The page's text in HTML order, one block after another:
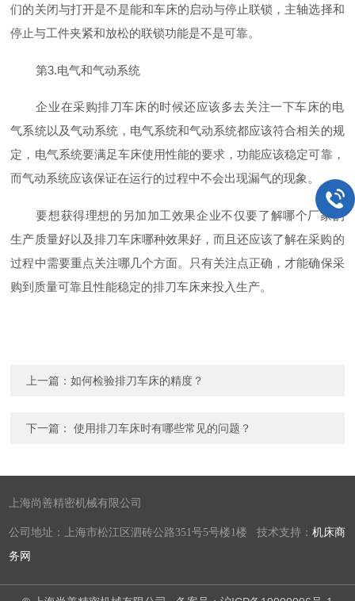
们的关闭与打开是不是能和车床的启动与停止联锁，主轴选择和
停止与工件夹紧和放松的联锁功能是不是可靠。
第3.电气和气动系统
企业在采购排刀车床‍的时候还应该多去关注一下车床的电
气系统以及气动系统，电气系统和气动系统都应该符合相关的规
定，电气系统要满足车床使用性能的要求，功能应该稳定可靠，
而气动系统应该保证在运行的过程中不会出现漏气的现象。
要想获得理想的另加加工效果企业不仅要了解哪个厂家的
生产质量好以及排刀车床哪种效果好‍，而且还应该了解在采购的
过程中需要重点关注哪几个方面。只有关注点正确，才能确保采
购到质量可靠且性能稳定的排刀车床‍来投入生产。
上一篇：如何检验排刀车床‍的精度？
下一篇：使用排刀车床‍时有哪些常见的问题？
上海尚善精密机械有限公司
公司地址：上海市松江区泗砖公路351号5号楼1楼 技术支持：机床商
务网